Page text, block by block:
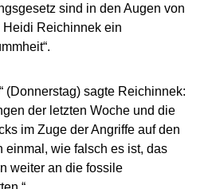
sind in den Augen von
Heidi Reichinnek ein
(Donnerstag) sagte Reichinnek:
der letzten Woche und die
im Zuge der Angriffe auf den
einmal, wie falsch es ist, das
weiter an die fossile